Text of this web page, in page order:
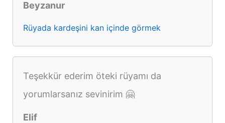
Beyzanur
Rüyada kardeşini kan içinde görmek
Teşekkür ederim öteki rüyamı da
yorumlarsanız sevinirim 🤗
Elif